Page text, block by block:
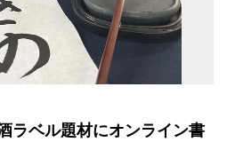
ラベル題材にオンライン書